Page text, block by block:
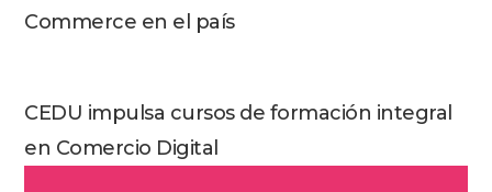
Commerce en el país
CEDU impulsa cursos de formación integral
en Comercio Digital